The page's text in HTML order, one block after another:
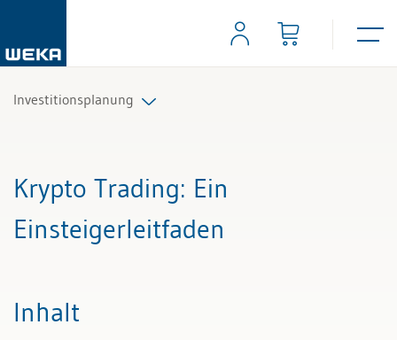
Investitionsplanung
Krypto Trading: Ein
Einsteigerleitfaden
Inhalt